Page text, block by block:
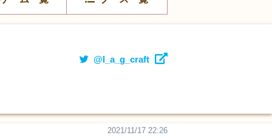
@l_a_g_craft
2021/11/17 22:26